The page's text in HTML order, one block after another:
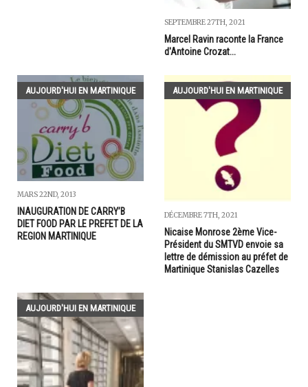
SEPTEMBRE 27TH, 2021
Marcel Ravin raconte la France
d'Antoine Crozat...
AUJOURD'HUI EN MARTINIQUE
MARS 22ND, 2013
INAUGURATION DE CARRY’B
DIET FOOD PAR LE PREFET DE LA
REGION MARTINIQUE
AUJOURD'HUI EN MARTINIQUE
DÉCEMBRE 7TH, 2021
Nicaise Monrose 2ème Vice-
Président du SMTVD envoie sa
lettre de démission au préfet de
Martinique Stanislas Cazelles
AUJOURD'HUI EN MARTINIQUE